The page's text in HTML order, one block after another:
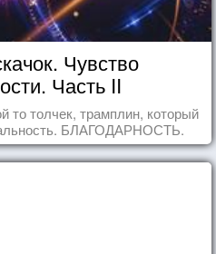
Чувство
Часть II
то толчек, трамплин, который
БЛАГОДАРНОСТЬ.